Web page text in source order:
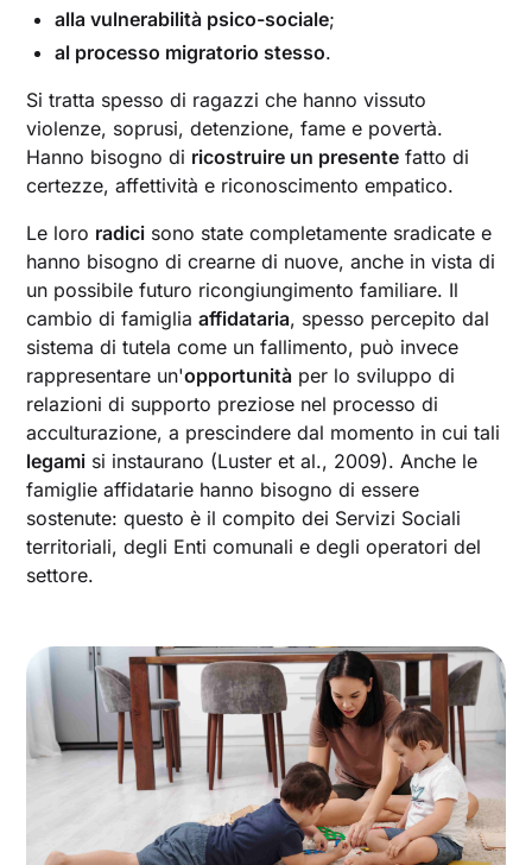
alla vulnerabilità psico-sociale;
al processo migratorio stesso.
Si tratta spesso di ragazzi che hanno vissuto
violenze, soprusi, detenzione, fame e povertà.
Hanno bisogno di ricostruire un presente fatto di
certezze, affettività e riconoscimento empatico.
Le loro radici sono state completamente sradicate e
hanno bisogno di crearne di nuove, anche in vista di
un possibile futuro ricongiungimento familiare. Il
cambio di famigliaaffidataria, spesso percepito dal
sistema di tutela come un fallimento, può invece
rappresentare un'opportunità per lo sviluppo di
relazioni di supporto preziose nel processo di
acculturazione, a prescindere dal momento in cui tali
legami si instaurano (Luster et al., 2009). Anche le
famiglie affidatarie hanno bisogno di essere
sostenute: questo è il compito dei Servizi Sociali
territoriali, degli Enti comunali e degli operatori del
settore.